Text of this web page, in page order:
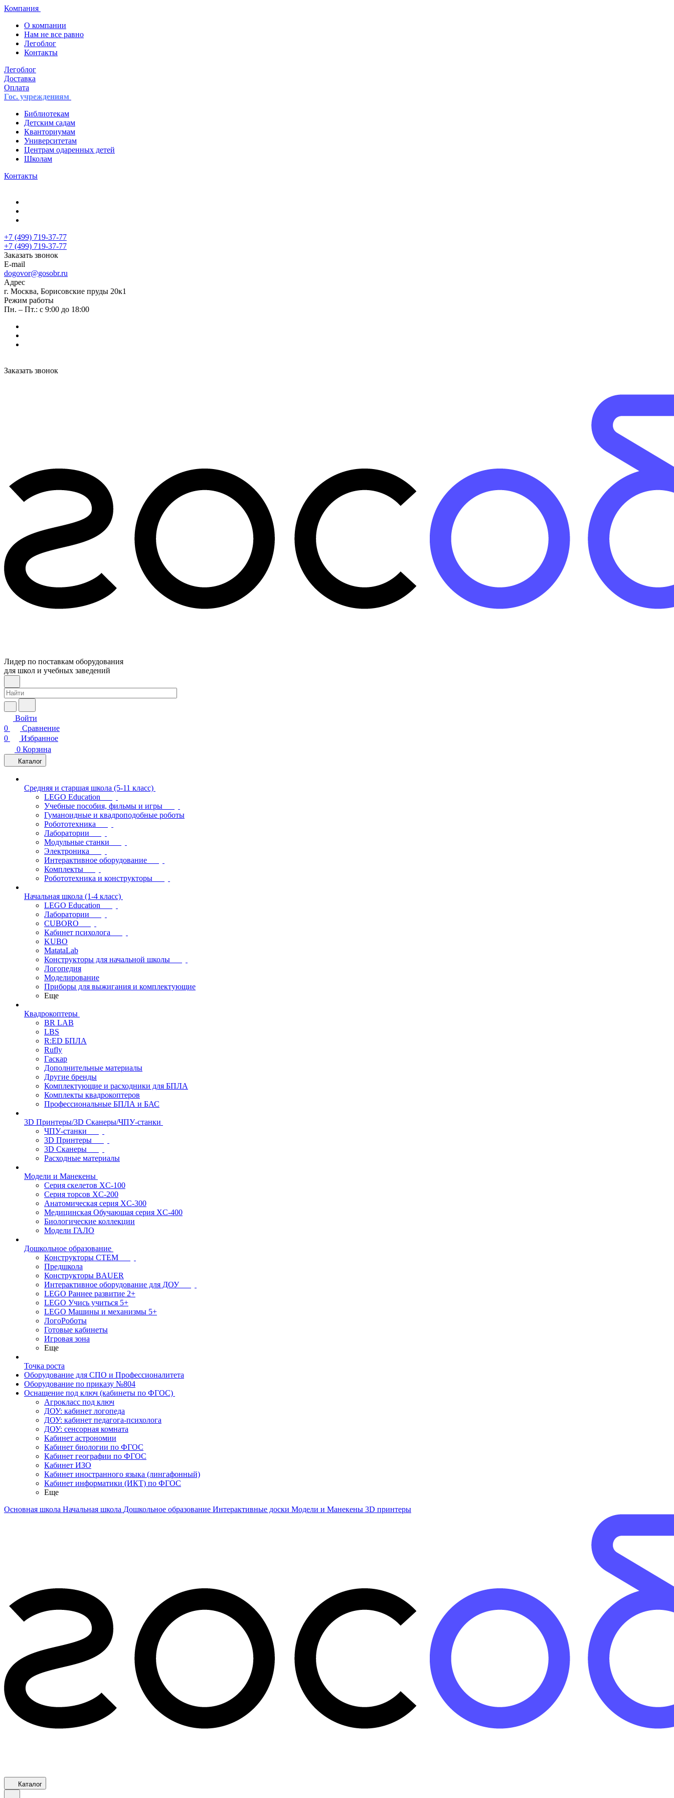
Компания
О компании
Нам не все равно
Легоблог
Контакты
Легоблог
Доставка
Оплата
Гос. учреждениям
Библиотекам
Детским садам
Кванториумам
Университетам
Центрам одаренных детей
Школам
Контакты
+7 (499) 719-37-77
+7 (499) 719-37-77
Заказать звонок
E-mail
dogovor@gosobr.ru
Адрес
г. Москва, Борисовские пруды 20к1
Режим работы
Пн. – Пт.: с 9:00 до 18:00
Заказать звонок
Лидер по поставкам оборудования
для школ и учебных заведений
Войти
0
Сравнение
0
Избранное
0 Корзина
Каталог
Средняя и старшая школа (5-11 класс)
LEGO Education
Учебные пособия, фильмы и игры
Гуманоидные и квадроподобные роботы
Робототехника
Лаборатории
Модульные станки
Электроника
Интерактивное оборудование
Комплекты
Робототехника и конструкторы
Начальная школа (1-4 класс)
LEGO Education
Лаборатории
CUBORO
Кабинет психолога
KUBO
MatataLab
Конструкторы для начальной школы
Логопедия
Моделирование
Приборы для выжигания и комплектующие
Еще
Квадрокоптеры
BR LAB
LBS
R:ED БПЛА
Rufly
Гаскар
Дополнительные материалы
Другие бренды
Комплектующие и расходники для БПЛА
Комплекты квадрокоптеров
Профессиональные БПЛА и БАС
3D Принтеры/3D Сканеры/ЧПУ-станки
ЧПУ-станки
3D Принтеры
3D Сканеры
Расходные материалы
Модели и Манекены
Серия скелетов XC-100
Серия торсов XC-200
Анатомическая серия XC-300
Медицинская Обучающая серия XC-400
Биологические коллекции
Модели ГАЛО
Дошкольное образование
Конструкторы СТЕМ
Предшкола
Конструкторы BAUER
Интерактивное оборудование для ДОУ
LEGO Раннее развитие 2+
LEGO Учись учиться 5+
LEGO Машины и механизмы 5+
ЛогоРоботы
Готовые кабинеты
Игровая зона
Еще
Точка роста
Оборудование для СПО и Профессионалитета
Оборудование по приказу №804
Оснащение под ключ (кабинеты по ФГОС)
Агрокласс под ключ
ДОУ: кабинет логопеда
ДОУ: кабинет педагога-психолога
ДОУ: сенсорная комната
Кабинет астрономии
Кабинет биологии по ФГОС
Кабинет географии по ФГОС
Кабинет ИЗО
Кабинет иностранного языка (лингафонный)
Кабинет информатики (ИКТ) по ФГОС
Еще
Основная школа Начальная школа Дошкольное образование Интерактивные доски Модели и Манекены 3D принтеры
Каталог